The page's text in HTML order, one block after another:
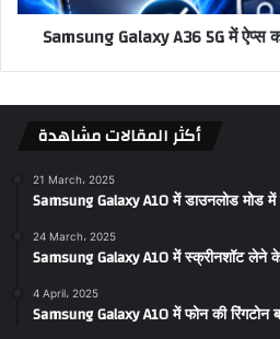
Samsung Galaxy A36 5G में ऐप्स
أكثر المقالات مشاهدة
21 March، 2025
Samsung Galaxy A10 में डाउनलोड मोड
24 March، 2025
Samsung Galaxy A10 में स्क्रीनशॉट लेने
4 April، 2025
Samsung Galaxy A10 में फोन की रिंगटोन